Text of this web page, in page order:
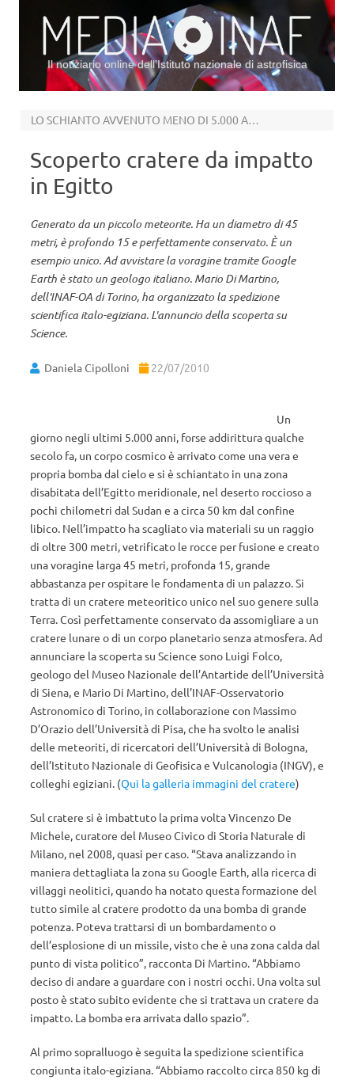
Il notiziario online dell’Istituto nazionale di astrofisica
LO SCHIANTO AVVENUTO MENO DI 5.000 ANNI FA
Scoperto cratere da impatto
in Egitto
Generato da un piccolo meteorite. Ha un diametro di 45
metri, è profondo 15 e perfettamente conservato. È un
esempio unico. Ad avvistare la voragine tramite Google
Earth è stato un geologo italiano. Mario Di Martino,
dell'INAF-OA di Torino, ha organizzato la spedizione
scientifica italo-egiziana. L'annuncio della scoperta su
Science.
Daniela Cipolloni 22/07/2010
Un
giorno negli ultimi 5.000 anni, forse addirittura qualche
secolo fa, un corpo cosmico è arrivato come una vera e
propria bomba dal cielo e si è schiantato in una zona
disabitata dell’Egitto meridionale, nel deserto roccioso a
pochi chilometri dal Sudan e a circa 50 km dal confine
libico. Nell’impatto ha scagliato via materiali su un raggio
di oltre 300 metri, vetrificato le rocce per fusione e creato
una voragine larga 45 metri, profonda 15, grande
abbastanza per ospitare le fondamenta di un palazzo. Si
tratta di un cratere meteoritico unico nel suo genere sulla
Terra. Così perfettamente conservato da assomigliare a un
cratere lunare o di un corpo planetario senza atmosfera. Ad
annunciare la scoperta su Science sono Luigi Folco,
geologo del Museo Nazionale dell’Antartide dell’Università
di Siena, e Mario Di Martino, dell’INAF-Osservatorio
Astronomico di Torino, in collaborazione con Massimo
D’Orazio dell’Università di Pisa, che ha svolto le analisi
delle meteoriti, di ricercatori dell’Università di Bologna,
dell’Istituto Nazionale di Geofisica e Vulcanologia (INGV), e
colleghi egiziani. (Qui la galleria immagini del cratere)
Sul cratere si è imbattuto la prima volta Vincenzo De
Michele, curatore del Museo Civico di Storia Naturale di
Milano, nel 2008, quasi per caso. “Stava analizzando in
maniera dettagliata la zona su Google Earth, alla ricerca di
villaggi neolitici, quando ha notato questa formazione del
tutto simile al cratere prodotto da una bomba di grande
potenza. Poteva trattarsi di un bombardamento o
dell’esplosione di un missile, visto che è una zona calda dal
punto di vista politico”, racconta Di Martino. “Abbiamo
deciso di andare a guardare con i nostri occhi. Una volta sul
posto è stato subito evidente che si trattava un cratere da
impatto. La bomba era arrivata dallo spazio”.
Al primo sopralluogo è seguita la spedizione scientifica
congiunta italo-egiziana. “Abbiamo raccolto circa 850 kg di